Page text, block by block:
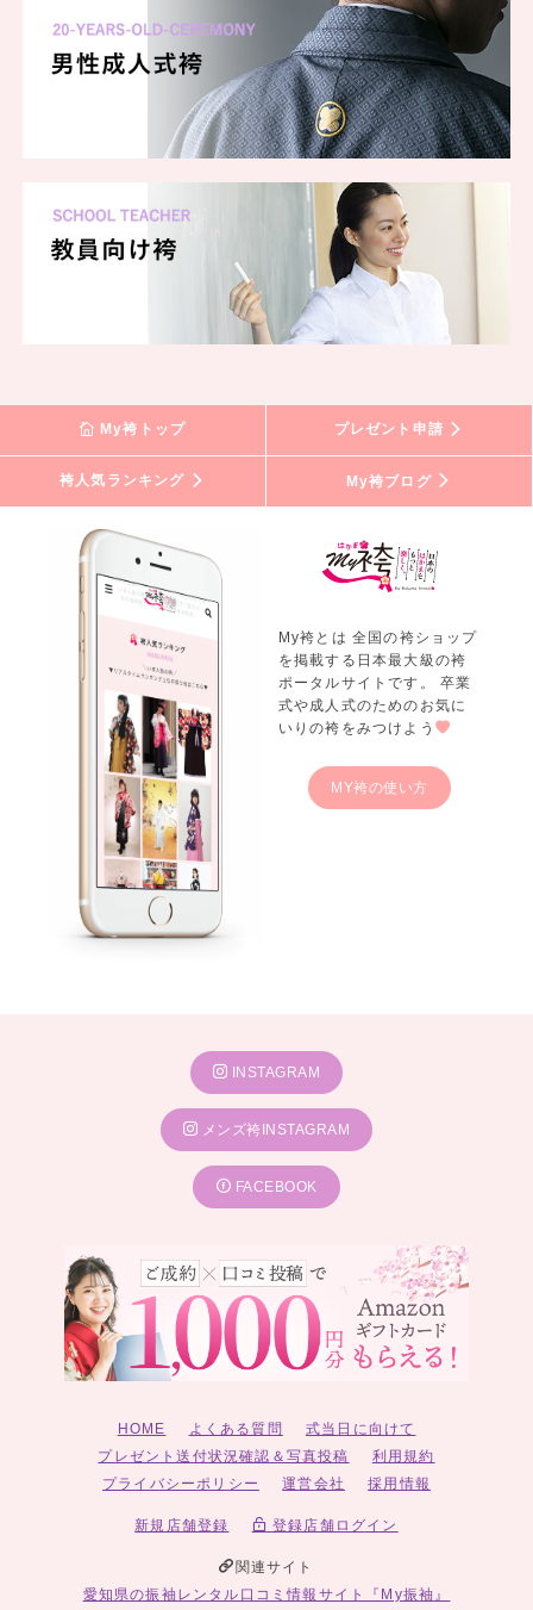
My袴トップ プレゼント申請
袴人気ランキング My袴ブログ
My袴とは 全国の袴ショップ
を掲載する日本最大級の袴
ポータルサイトです。 卒業
式や成人式のためのお気に
いりの袴をみつけよう
MY袴の使い方
INSTAGRAM
メンズ袴INSTAGRAM
FACEBOOK
HOME よくある質問
式当日に向けて
プレゼント送付状況確認＆写真投稿
利用規約
プライバシーポリシー
運営会社 採用情報
新規店舗登録 登録店舗ログイン
関連サイト
愛知県の振袖レンタル口コミ情報サイト『My振袖』